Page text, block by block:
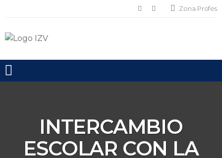
Zona Profes
Toggle mobile menu
INTERCAMBIO
ESCOLAR CON LA